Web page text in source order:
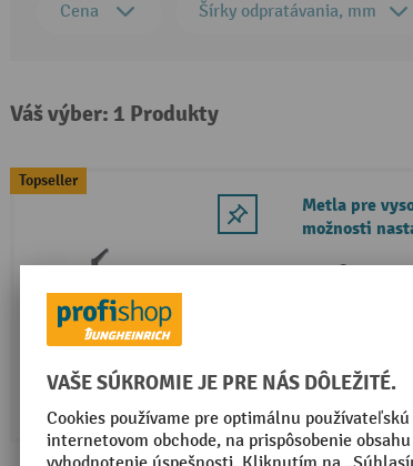
Cena Šírky odpratávania, mm
Váš výber: 1 Produkty
Topseller
Metla pre
možnosti
Otvory
Kefové